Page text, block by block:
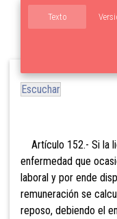
Texto
Escuchar
Artículo 152.- Si la
enfermedad que
laboral y por ende
remuneración se
reposo, debiendo el